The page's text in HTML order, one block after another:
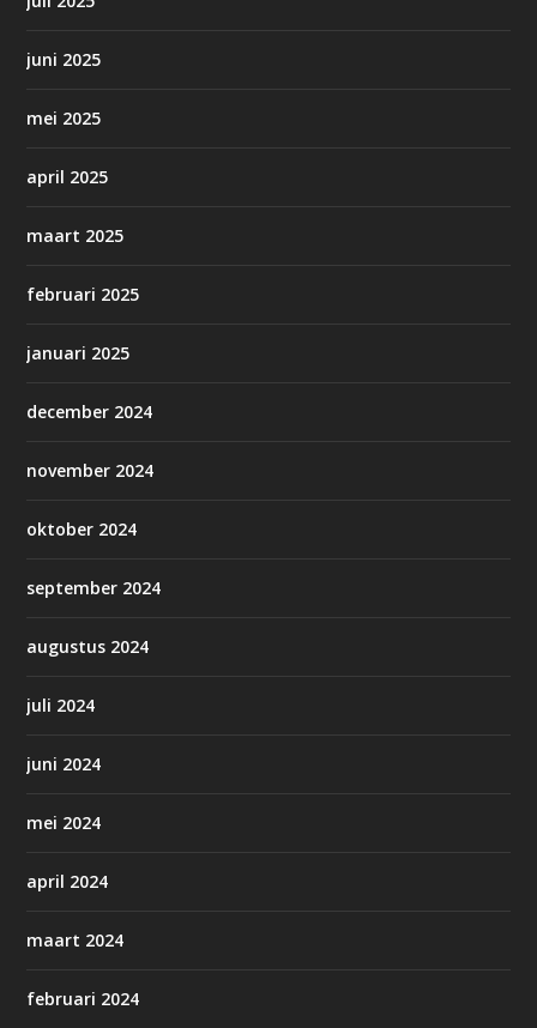
juni 2025
mei 2025
april 2025
maart 2025
februari 2025
januari 2025
december 2024
november 2024
oktober 2024
september 2024
augustus 2024
juli 2024
juni 2024
mei 2024
april 2024
maart 2024
februari 2024